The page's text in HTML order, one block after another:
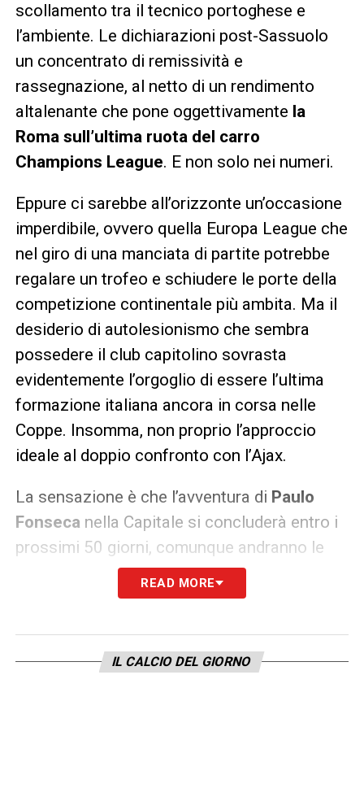
scollamento tra il tecnico portoghese e
l’ambiente. Le dichiarazioni post-Sassuolo
un concentrato di remissività e
rassegnazione, al netto di un rendimento
altalenante che pone oggettivamente la
Roma sull’ultima ruota del carro
Champions League. E non solo nei numeri.
Eppure ci sarebbe all’orizzonte un’occasione
imperdibile, ovvero quella Europa League che
nel giro di una manciata di partite potrebbe
regalare un trofeo e schiudere le porte della
competizione continentale più ambita. Ma il
desiderio di autolesionismo che sembra
possedere il club capitolino sovrasta
evidentemente l’orgoglio di essere l’ultima
formazione italiana ancora in corsa nelle
Coppe. Insomma, non proprio l’approccio
ideale al doppio confronto con l’Ajax.
La sensazione è che l’avventura di Paulo
Fonseca nella Capitale si concluderà entro i
prossimi 50 giorni, comunque andranno le
cose. Colpa di un feeling mai del tutto
sbocciato con la piazza e soprattutto con la
d’altra parte era stato indizio
definitivo di un rapporto logoro già dalla
READ MORE
IL CALCIO DEL GIORNO